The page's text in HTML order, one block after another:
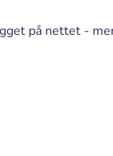
på nettet -